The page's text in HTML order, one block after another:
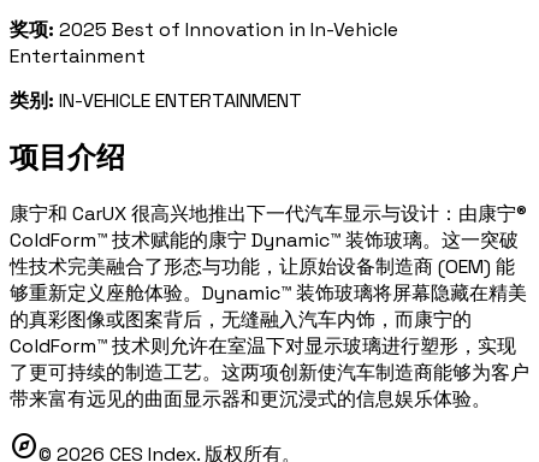
奖项: 2025 Best of Innovation in In-Vehicle
Entertainment
类别: IN-VEHICLE ENTERTAINMENT
项目介绍
康宁和 CarUX 很高兴地推出下一代汽车显示与设计：由康宁®
ColdForm™ 技术赋能的康宁 Dynamic™ 装饰玻璃。这一突破
性技术完美融合了形态与功能，让原始设备制造商 (OEM) 能
够重新定义座舱体验。Dynamic™ 装饰玻璃将屏幕隐藏在精美
的真彩图像或图案背后，无缝融入汽车内饰，而康宁的
ColdForm™ 技术则允许在室温下对显示玻璃进行塑形，实现
了更可持续的制造工艺。这两项创新使汽车制造商能够为客户
带来富有远见的曲面显示器和更沉浸式的信息娱乐体验。
explore© 2026 CES Index. 版权所有。